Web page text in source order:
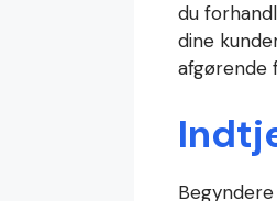
du
dine
afgørende